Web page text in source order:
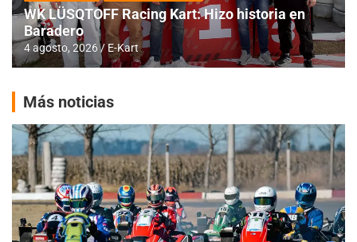
WK LÜSQTOFF Racing Kart: Hizo historia en
Baradero
4 agosto, 2026 E-Kart
Más noticias